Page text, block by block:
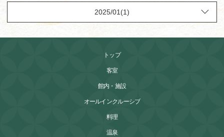
トップ
客室
館内・施設
オールインクルーシブ
料理
温泉